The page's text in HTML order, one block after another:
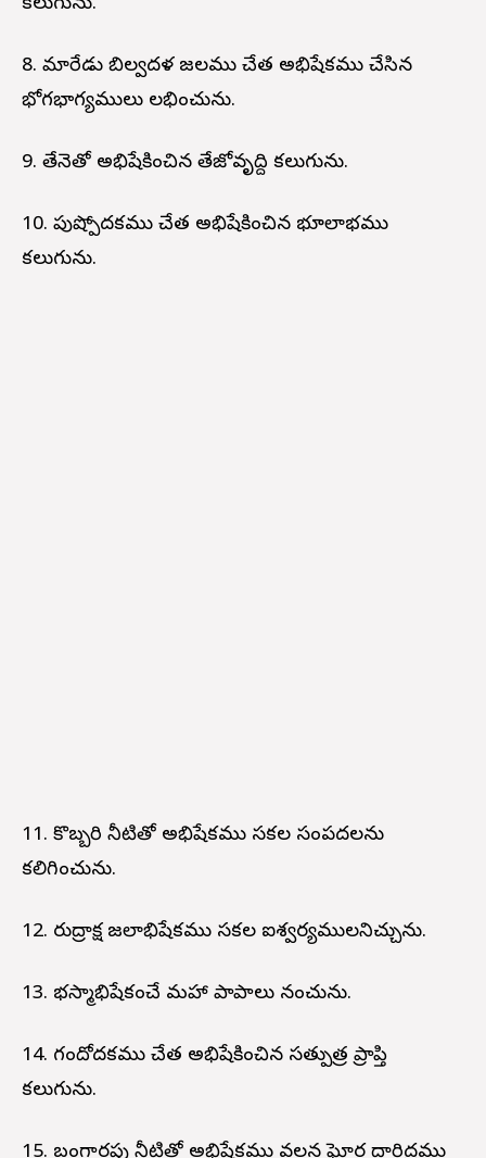
8. మారేడు బిల్వదళ జలము చేత అభిషేకము చేసిన
భోగభాగ్యములు లభించును.
9. తేనెతో అభిషేకించిన తేజోవృద్ది కలుగును.
10. పుష్పోదకము చేత అభిషేకించిన భూలాభము
కలుగును.
11. కొబ్బరి నీటితో అభిషేకము సకల సంపదలను
కలిగించును.
12. రుద్రాక్ష జలాభిషేకము సకల ఐశ్వర్యములనిచ్చును.
13. భస్మాభిషేకంచే మహా పాపాలు నశించును.
14. గందోదకము చేత అభిషేకించిన సత్పుత్ర ప్రాప్తి
కలుగును.